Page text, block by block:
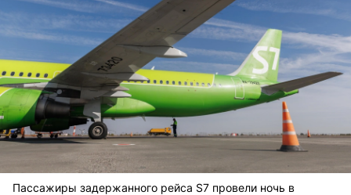
Пассажиры задержанного рейса S7 провели ночь в